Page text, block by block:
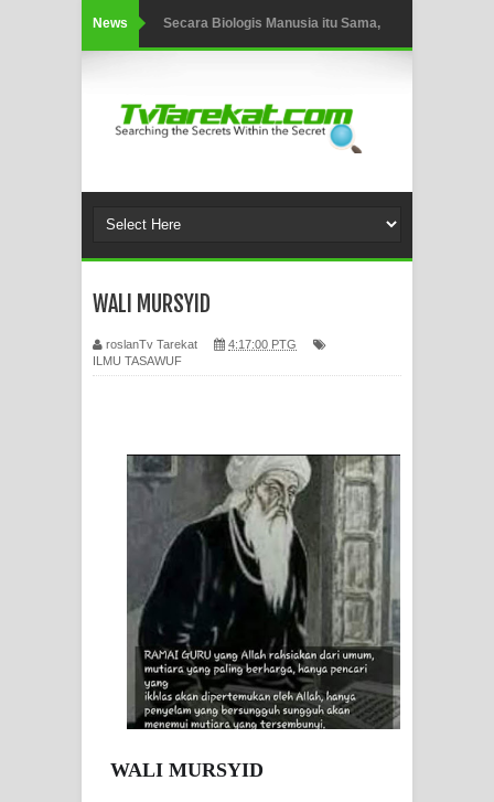
News Secara Biologis Manusia itu Sama,
Berbeda
KAWULA GUSTI
WAHDATUL WUJUD ITU APA..??
SUFI
‘AṬĀ’ILLĀH - Peringkat-peringkat
Zikir
AHLI SUFFAH: GOLONGAN SUFI
PERTAMA DI ZAMAN RASULULLAH
SAW?
Integritas amanah.
WAHDATUL WUJUD (IBNU ARABI)
WALI MURSYID
roslanTv Tarekat
4:17:00 PTG
ILMU TASAWUF
WALI MURSYID